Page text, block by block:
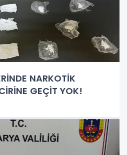
NARKOTİK
GEÇİT YOK!